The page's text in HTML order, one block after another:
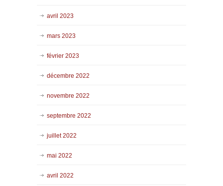
avril 2023
mars 2023
février 2023
décembre 2022
novembre 2022
septembre 2022
juillet 2022
mai 2022
avril 2022